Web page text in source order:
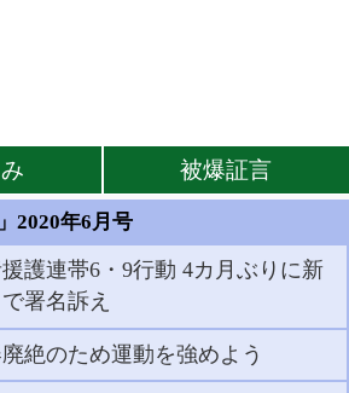
被爆証言
2020年6月号
護連帯6・9行動 4カ月ぶりに新
署名訴え
絶のため運動を強めよう